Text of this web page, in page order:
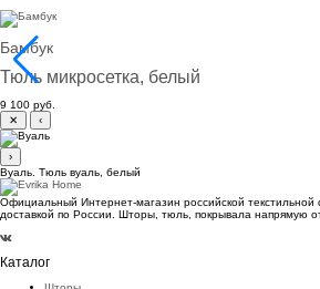
Бамбук
Тюль микросетка, белый
9 100 руб.
✕
‹
›
Вуаль. Тюль вуаль, белый
Официальный Интернет-магазин российской текстильной
доставкой по России. Шторы, тюль, покрывала напрямую
Каталог